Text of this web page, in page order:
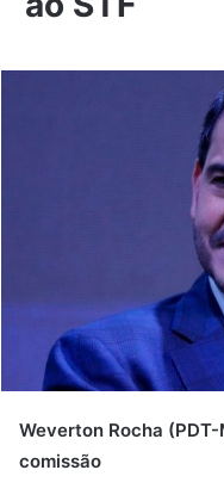
Weverton Rocha
comissão